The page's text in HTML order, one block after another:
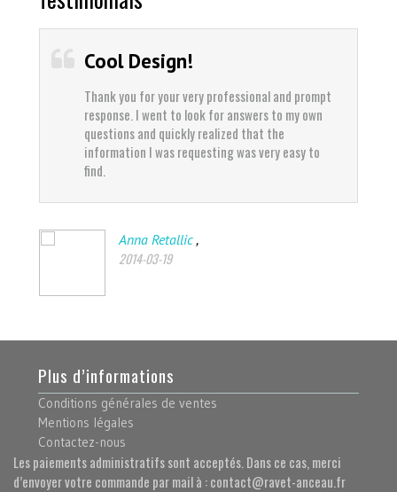
Cool Design!
Thank you for your very professional and prompt
response. I went to look for answers to my own
questions and quickly realized that the
information I was requesting was very easy to
find.
Anna Retallic ,
2014-03-19
Plus d’informations
Conditions générales de ventes
Mentions légales
Contactez-nous
Les paiements administratifs sont acceptés. Dans ce cas, merci
d’envoyer votre commande par mail à : contact@ravet-anceau.fr